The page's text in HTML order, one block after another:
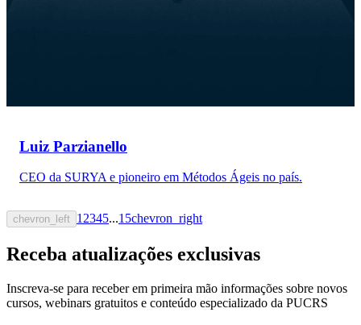
Luiz Parzianello
CEO da SURYA e pioneiro em Métodos Ágeis no país.
chevron_left 1 2345...15chevron_right
Receba atualizações exclusivas
Inscreva-se para receber em primeira mão informações sobre novos
cursos, webinars gratuitos e conteúdo especializado da PUCRS